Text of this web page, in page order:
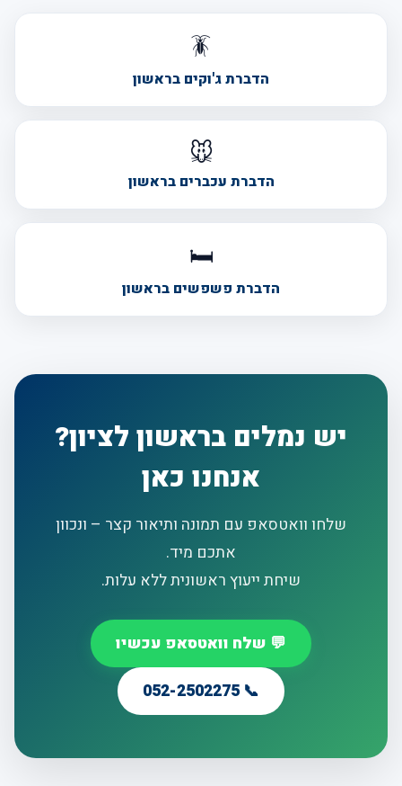
🪳
הדברת ג'וקים בראשון
🐭
הדברת עכברים בראשון
🛏️
הדברת פשפשים בראשון
יש נמלים בראשון לציון?
אנחנו כאן
שלחו וואטסאפ עם תמונה ותיאור קצר – ונכוון
אתכם מיד.
שיחת ייעוץ ראשונית ללא עלות.
💬 שלח וואטסאפ עכשיו
📞 052-2502275